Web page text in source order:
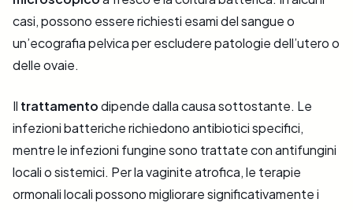
casi, possono essere richiesti esami del sangue o
un’ecografia pelvica per escludere patologie dell’utero o
delle ovaie.
Il trattamentodipende dalla causa sottostante. Le
infezioni batteriche richiedono antibiotici specifici,
mentre le infezioni fungine sono trattate con antifungini
locali o sistemici. Per la vaginite atrofica, le terapie
ormonali locali possono migliorare significativamente i